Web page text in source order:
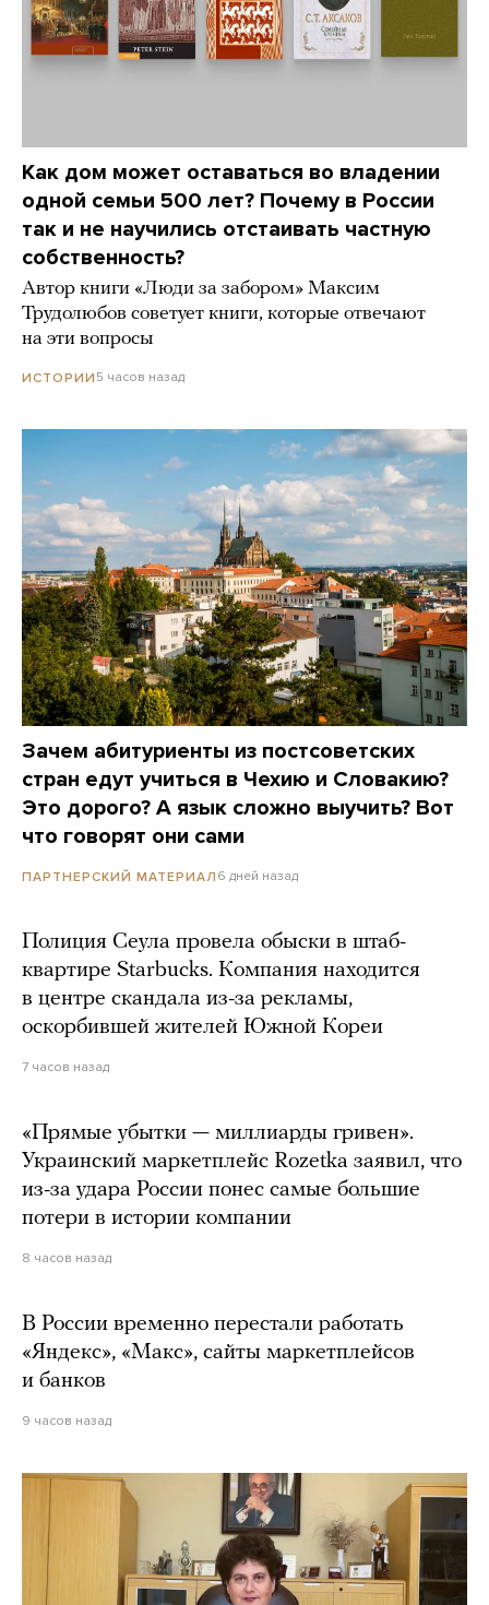
Как дом может оставаться во владении
одной семьи 500 лет? Почему в России
так и не научились отстаивать частную
собственность?
Автор книги «Люди за забором» Максим
Трудолюбов советует книги, которые отвечают
на эти вопросы
ИСТОРИИ 5 часов назад
Зачем абитуриенты из постсоветских
стран едут учиться в Чехию и Словакию?
Это дорого? А язык сложно выучить? Вот
что говорят они сами
ПАРТНЕРСКИЙ МАТЕРИАЛ 6 дней назад
Полиция Сеула провела обыски в штаб-
квартире Starbucks. Компания находится
в центре скандала из-за рекламы,
оскорбившей жителей Южной Кореи
7 часов назад
«Прямые убытки — миллиарды гривен».
Украинский маркетплейс Rozetka заявил, что
из-за удара России понес самые большие
потери в истории компании
8 часов назад
В России временно перестали работать
«Яндекс», «Макс», сайты маркетплейсов
и банков
9 часов назад